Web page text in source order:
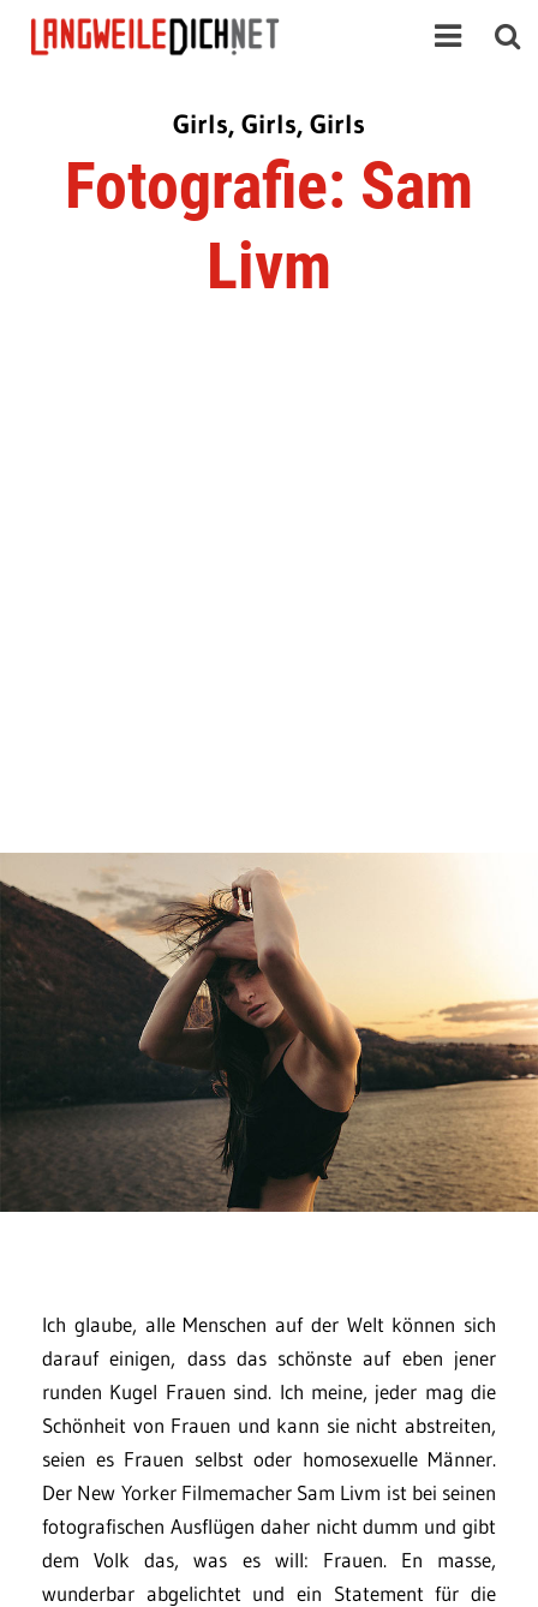
Girls, Girls, Girls
Fotografie: Sam
Livm
Ich glaube, alle Menschen auf der Welt können sich
darauf einigen, dass das schönste auf eben jener
runden Kugel Frauen sind. Ich meine, jeder mag die
Schönheit von Frauen und kann sie nicht abstreiten,
seien es Frauen selbst oder homosexuelle Männer.
Der New Yorker Filmemacher Sam Livm ist bei seinen
fotografischen Ausflügen daher nicht dumm und gibt
dem Volk das, was es will: Frauen. En masse,
wunderbar abgelichtet und ein Statement für die